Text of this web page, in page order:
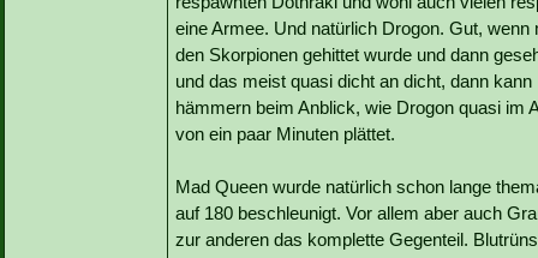
eine Armee. Und natürlich Drogon. Gut,
den Skorpionen gehittet wurde und dann
und das meist quasi dicht an dicht, dann
hämmern beim Anblick, wie Drogon quasi im
von ein paar Minuten plättet.
Mad Queen wurde natürlich schon lange
auf 180 beschleunigt. Vor allem aber auch
zur anderen das komplette Gegenteil.